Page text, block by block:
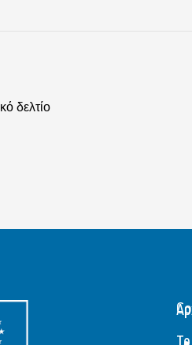
δελτίο
Το